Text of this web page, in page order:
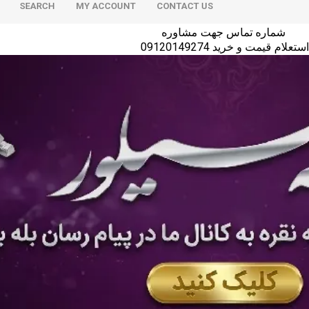
SEARCH MY ACCOUNT CONTACT US
استعلام قیمت و خرید 09120149274